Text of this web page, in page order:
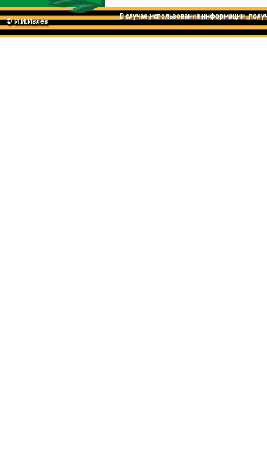
© И.И.Ивлев
В случае использования информации,